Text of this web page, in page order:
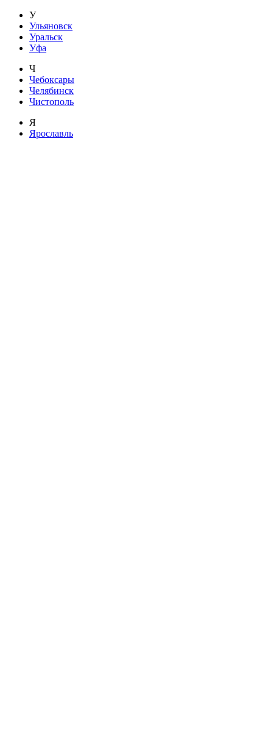
У
Ульяновск
Уральск
Уфа
Ч
Чебоксары
Челябинск
Чистополь
Я
Ярославль